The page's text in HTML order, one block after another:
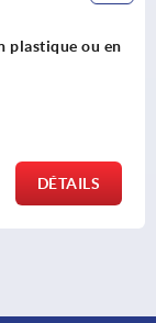
plastique ou en
DÉTAILS